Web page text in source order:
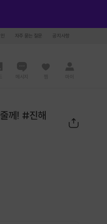
자주 묻는 질문 공지사항
메시지 찜 마이
께! #진해